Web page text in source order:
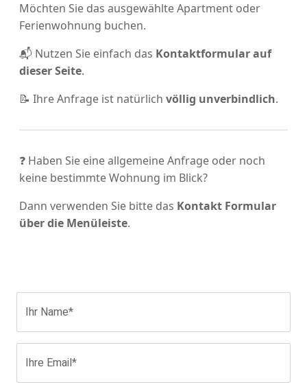
Möchten Sie das ausgewählte Apartment oder
Ferienwohnung buchen.
📬 Nutzen Sie einfach das Kontaktformular auf
dieser Seite.
📝 Ihre Anfrage ist natürlich völlig unverbindlich.
❓ Haben Sie eine allgemeine Anfrage oder noch
keine bestimmte Wohnung im Blick?
Dann verwenden Sie bitte das Kontakt Formular
über die Menüleiste.
Ihr Name*
Ihre Email*